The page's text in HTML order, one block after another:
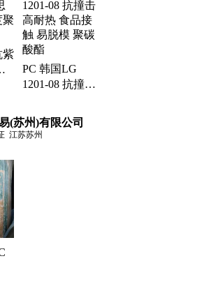
紫
PC 韩国LG
1201-08 抗撞击
触 易脱模 聚碳
酸酯
(苏州)有限公司
江苏苏州